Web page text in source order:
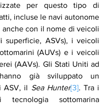
per questo tipo di
incluse le navi autonome
anche con il nome di veicoli
superficie, ASVs), i veicoli
(AUVs) e i veicoli
(AAVs). Gli Stati Uniti ad
già sviluppato un
ASV, il Sea Hunter[3]. Tra i
tecnologia sottomarina